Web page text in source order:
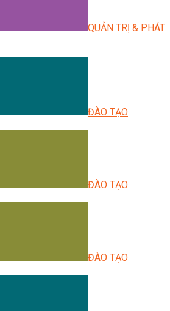
QUẢN TRỊ & PHÁT
ĐÀO TẠO
ĐÀO TẠO
ĐÀO TẠO